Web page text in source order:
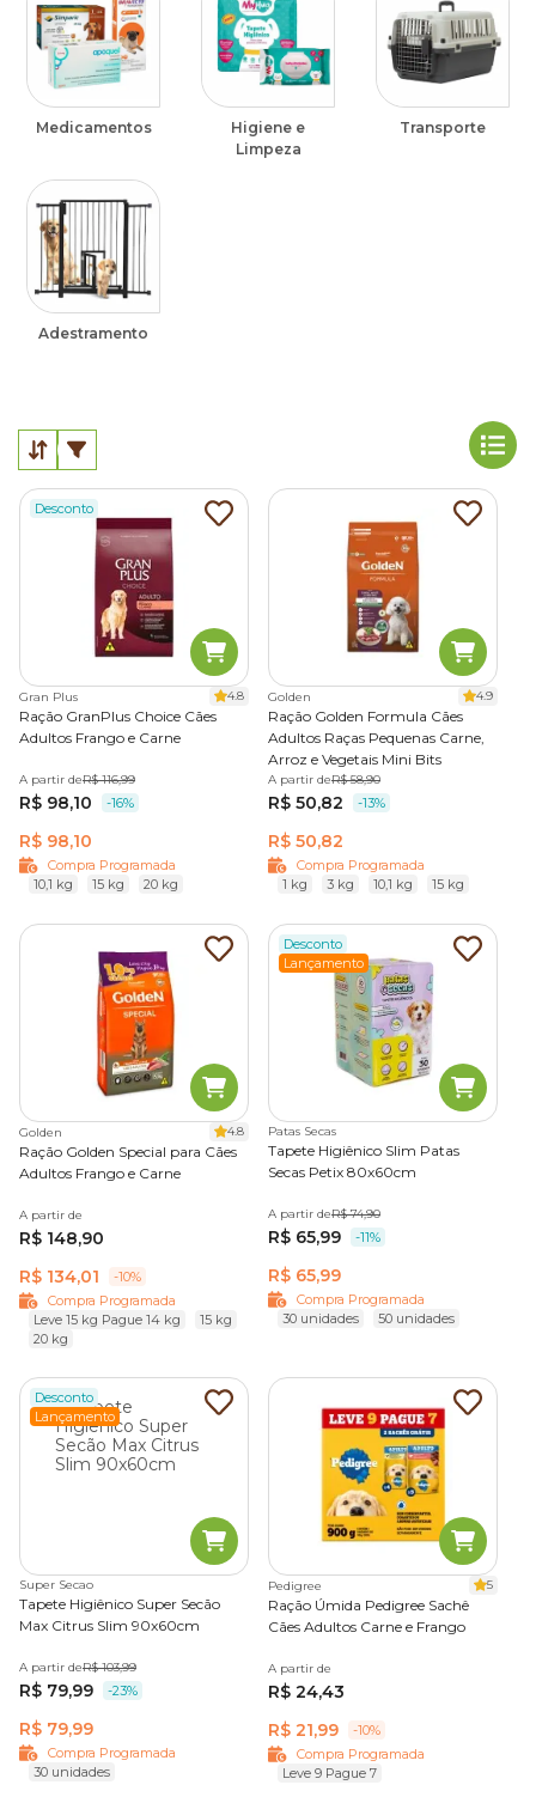
Medicamentos
Higiene e
Limpeza
Transporte
Adestramento
Desconto
Gran Plus 4.8
Ração GranPlus Choice Cães
Adultos Frango e Carne
A partir deR$ 116,99
R$ 98,10 -16%
R$ 98,10
Compra Programada
10,1 kg
15 kg 20 kg
Golden 4.9
Ração Golden Formula Cães
Adultos Raças Pequenas Carne,
Arroz e Vegetais Mini Bits
A partir deR$ 58,90
R$ 50,82 -13%
R$ 50,82
Compra Programada
1 kg
3 kg 10,1 kg 15 kg
Golden 4.8
Ração Golden Special para Cães
Adultos Frango e Carne
A partir de
R$ 148,90
R$ 134,01
-10%
Compra Programada
Leve 15 kg Pague 14 kg
15 kg
20 kg
Desconto
Lançamento
Patas Secas
Tapete Higiênico Slim Patas
Secas Petix 80x60cm
A partir deR$ 74,90
R$ 65,99 -11%
R$ 65,99
Compra Programada
30 unidades
50 unidades
Desconto
Lançamento
Super Secao
Tapete Higiênico Super Secão
Max Citrus Slim 90x60cm
A partir deR$ 103,99
R$ 79,99 -23%
R$ 79,99
Compra Programada
30 unidades
Pedigree 5
Ração Úmida Pedigree Sachê
Cães Adultos Carne e Frango
A partir de
R$ 24,43
R$ 21,99
-10%
Compra Programada
Leve 9 Pague 7